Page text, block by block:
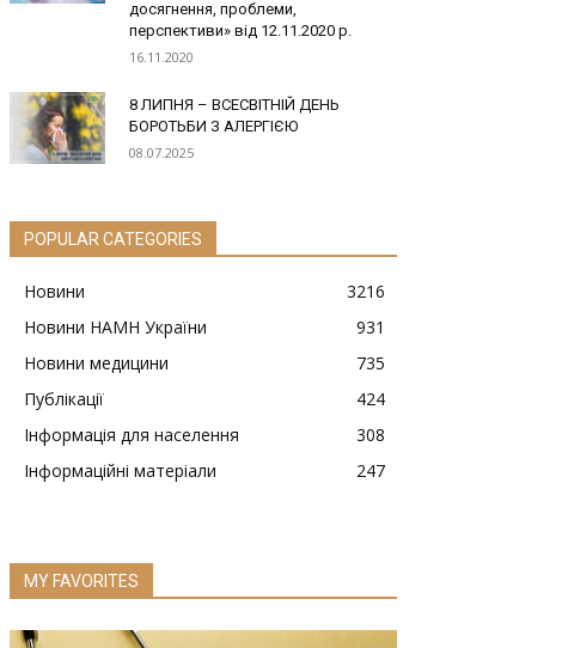
досягнення, проблеми,
перспективи» від 12.11.2020 р.
16.11.2020
8 ЛИПНЯ – ВСЕСВІТНІЙ ДЕНЬ
БОРОТЬБИ З АЛЕРГІЄЮ
08.07.2025
POPULAR CATEGORIES
Новини
3216
Новини НАМН України
931
Новини медицини
735
Публікації
424
Інформація для населення
308
Інформаційні матеріали
247
MY FAVORITES